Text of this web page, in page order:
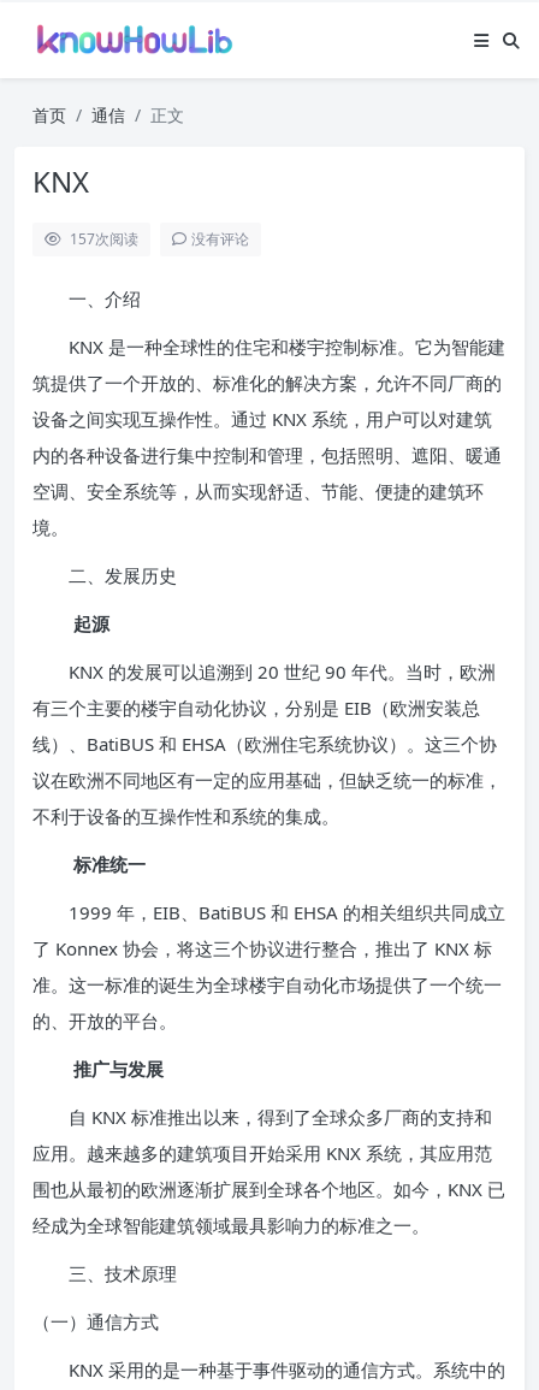
首页 通信 正文
KNX
157次阅读 没有评论
一、介绍
KNX 是一种全球性的住宅和楼宇控制标准。它为智能建
筑提供了一个开放的、标准化的解决方案，允许不同厂商的
设备之间实现互操作性。通过 KNX 系统，用户可以对建筑
内的各种设备进行集中控制和管理，包括照明、遮阳、暖通
空调、安全系统等，从而实现舒适、节能、便捷的建筑环
境。
二、发展历史
起源
KNX 的发展可以追溯到 20 世纪 90 年代。当时，欧洲
有三个主要的楼宇自动化协议，分别是 EIB（欧洲安装总
线）、BatiBUS 和 EHSA（欧洲住宅系统协议）。这三个协
议在欧洲不同地区有一定的应用基础，但缺乏统一的标准，
不利于设备的互操作性和系统的集成。
标准统一
1999 年，EIB、BatiBUS 和 EHSA 的相关组织共同成立
了 Konnex 协会，将这三个协议进行整合，推出了 KNX 标
准。这一标准的诞生为全球楼宇自动化市场提供了一个统一
的、开放的平台。
推广与发展
自 KNX 标准推出以来，得到了全球众多厂商的支持和
应用。越来越多的建筑项目开始采用 KNX 系统，其应用范
围也从最初的欧洲逐渐扩展到全球各个地区。如今，KNX 已
经成为全球智能建筑领域最具影响力的标准之一。
三、技术原理
（一）通信方式
KNX 采用的是一种基于事件驱动的通信方式。系统中的